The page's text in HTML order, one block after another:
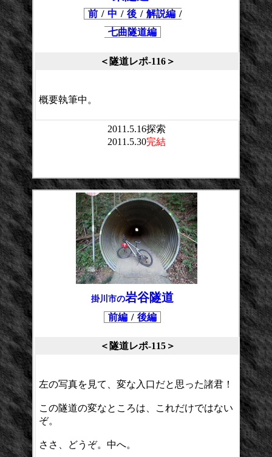
前 / 中 / 後 / 解説編 /
七曲隧道編
＜隧道レポ-116＞
概要執筆中。
2011.5.16探索
2011.5.30完結
掛川市の岩谷隧道
前編 / 後編
＜隧道レポ-115＞
左の写真を見て、変な入口だと思った諸君！
この隧道の変なところは、これだけではない
ぞ。
ささ、どうぞ。中へ。